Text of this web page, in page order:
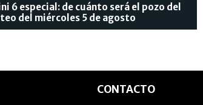
6 especial: de cuánto será el pozo del
del miércoles 5 de agosto
CONTACTO